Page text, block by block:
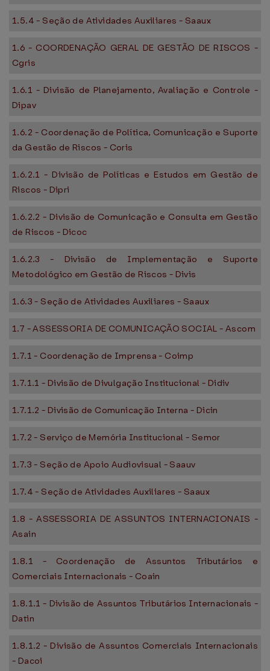
1.5.4 - Seção de Atividades Auxiliares - Saaux
1.6 - COORDENAÇÃO GERAL DE GESTÃO DE RISCOS -
Cgris
1.6.1 - Divisão de Planejamento, Avaliação e Controle -
Dipav
1.6.2 - Coordenação de Política, Comunicação e Suporte
da Gestão de Riscos - Coris
1.6.2.1 - Divisão de Políticas e Estudos em Gestão de
Riscos - Dipri
1.6.2.2 - Divisão de Comunicação e Consulta em Gestão
de Riscos - Dicoc
1.6.2.3 - Divisão de Implementação e Suporte
Metodológico em Gestão de Riscos - Divis
1.6.3 - Seção de Atividades Auxiliares - Saaux
1.7 - ASSESSORIA DE COMUNICAÇÃO SOCIAL - Ascom
1.7.1 - Coordenação de Imprensa - Coimp
1.7.1.1 - Divisão de Divulgação Institucional - Didiv
1.7.1.2 - Divisão de Comunicação Interna - Dicin
1.7.2 - Serviço de Memória Institucional - Semor
1.7.3 - Seção de Apoio Audiovisual - Saauv
1.7.4 - Seção de Atividades Auxiliares - Saaux
1.8 - ASSESSORIA DE ASSUNTOS INTERNACIONAIS -
Asain
1.8.1 - Coordenação de Assuntos Tributários e
Comerciais Internacionais - Coain
1.8.1.1 - Divisão de Assuntos Tributários Internacionais -
Datin
1.8.1.2 - Divisão de Assuntos Comerciais Internacionais
- Dacoi